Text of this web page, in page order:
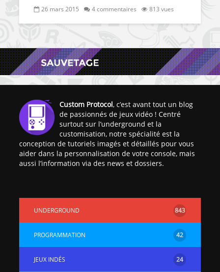
26 mars 2015 4 commentaires 813 vues
Custom Protocol, c’est avant tout un blog
de passionnés de jeux vidéo ! Centré
surtout sur l’underground et la
customisation, notre spécialité est la
conception de tutoriels imagés et détaillés pour vous
aider dans la personnalisation de votre console, mais
aussi l’information via des news et dossiers.
UNDERGROUND 843
PROGRAMMATION 42
JEUX INDÉS 24
[Vita] Ouverture de
KyûHEN, le nouveau
concours de
homebrews
possible avec Baryon
Sweeper !
nouveaux